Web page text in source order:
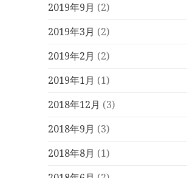
2019年9月 (2)
2019年3月 (2)
2019年2月 (2)
2019年1月 (1)
2018年12月 (3)
2018年9月 (3)
2018年8月 (1)